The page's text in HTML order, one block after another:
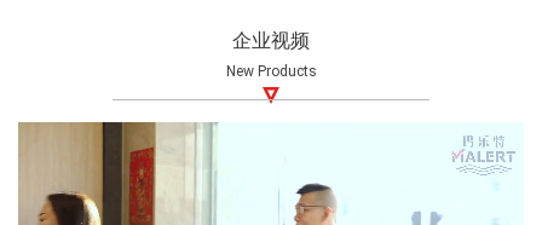
企业视频
New Products